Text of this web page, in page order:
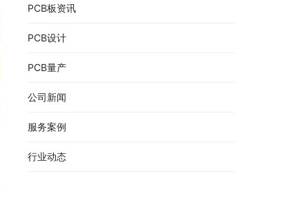
PCB板资讯
PCB设计
PCB量产
公司新闻
服务案例
行业动态